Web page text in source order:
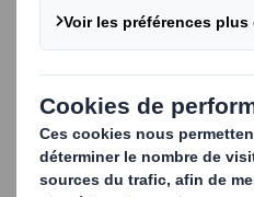
CONTACTEZ-NOUS